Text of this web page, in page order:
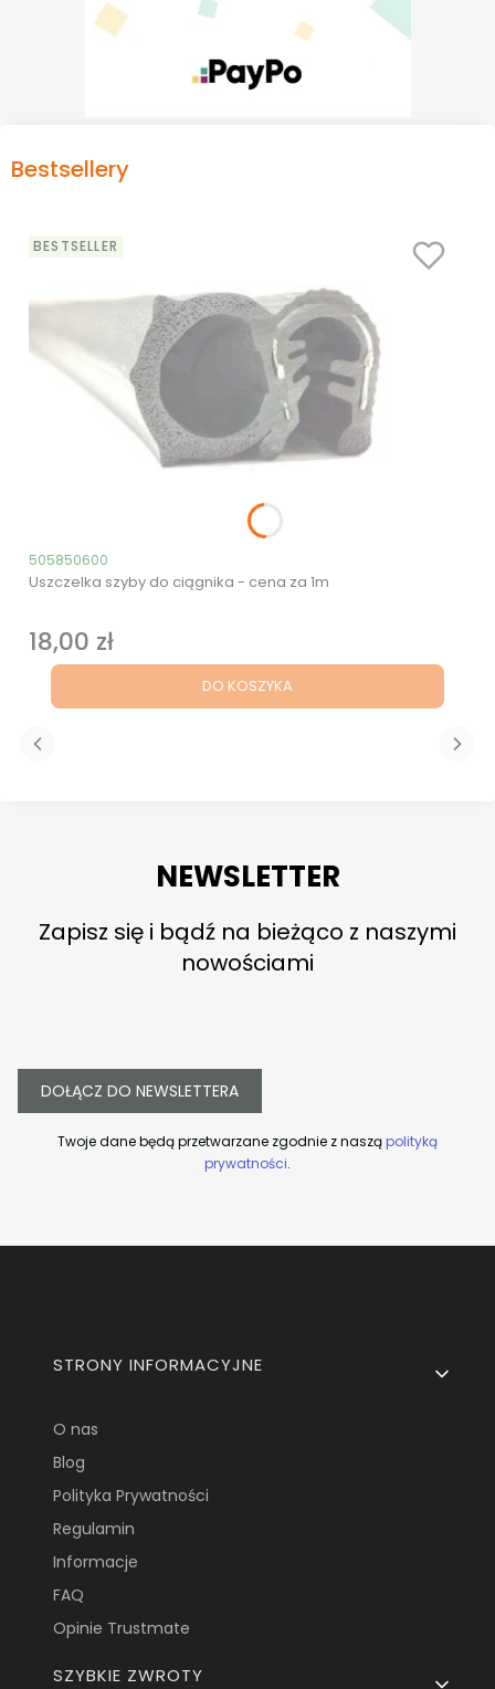
Bestsellery
BESTSELLER
Kod produktu
505850600
Uszczelka szyby do ciągnika - cena za 1m
Cena
18,00 zł
DO KOSZYKA
NEWSLETTER
Zapisz się i bądź na bieżąco z naszymi
nowościami
DOŁĄCZ DO NEWSLETTERA
Twoje dane będą przetwarzane zgodnie z nasząpolityką
prywatności.
Linki w stopce
STRONY INFORMACYJNE
O nas
Blog
Polityka Prywatności
Regulamin
Informacje
FAQ
Opinie Trustmate
SZYBKIE ZWROTY